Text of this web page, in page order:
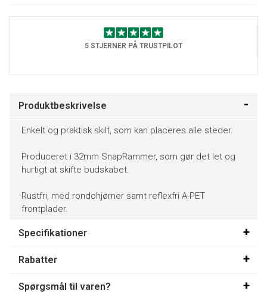
5 STJERNER PÅ TRUSTPILOT
Produktbeskrivelse
Enkelt og praktisk skilt, som kan placeres alle steder.
Produceret i 32mm SnapRammer, som gør det let og
hurtigt at skifte budskabet.
Rustfri, med rondohjørner samt reflexfri A-PET
frontplader.
Specifikationer
Rabatter
Spørgsmål til varen?